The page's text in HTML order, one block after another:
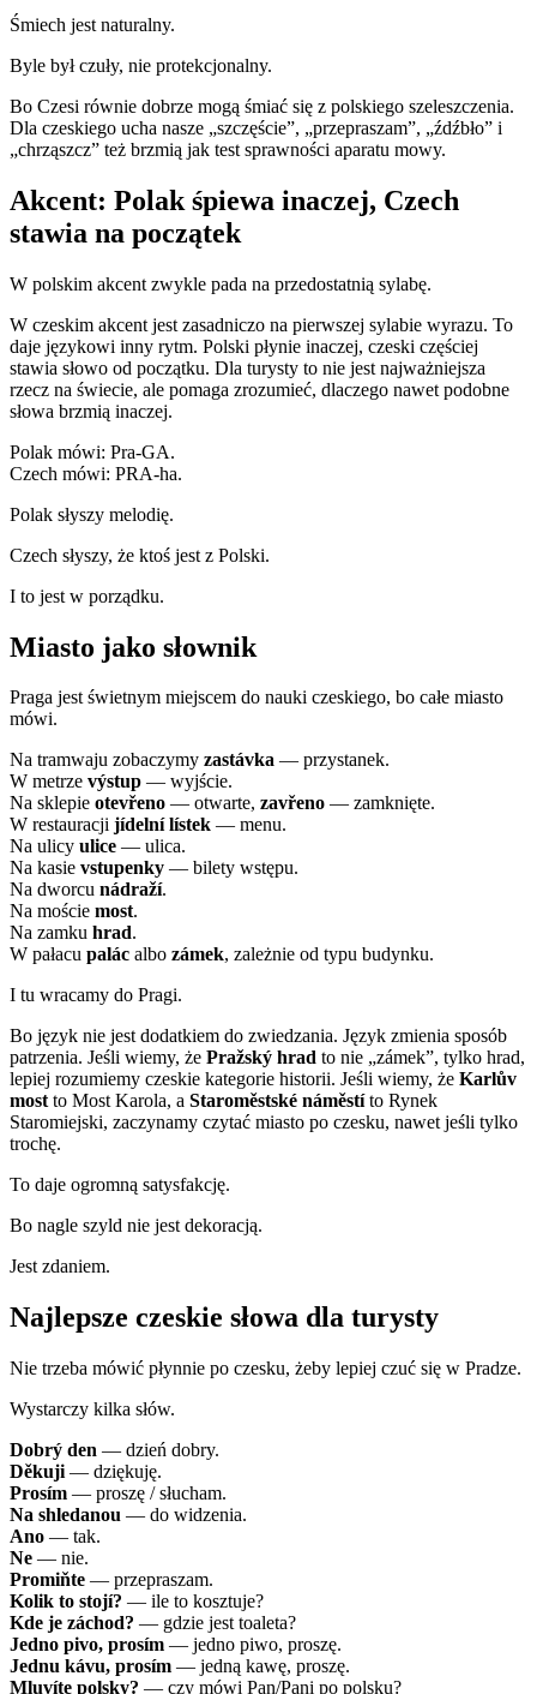
Śmiech jest naturalny.
Byle był czuły, nie protekcjonalny.
Bo Czesi równie dobrze mogą śmiać się z polskiego szeleszczenia.
Dla czeskiego ucha nasze „szczęście”, „przepraszam”, „źdźbło” i
„chrząszcz” też brzmią jak test sprawności aparatu mowy.
Akcent: Polak śpiewa inaczej, Czech
stawia na początek
W polskim akcent zwykle pada na przedostatnią sylabę.
W czeskim akcent jest zasadniczo na pierwszej sylabie wyrazu. To
daje językowi inny rytm. Polski płynie inaczej, czeski częściej
stawia słowo od początku. Dla turysty to nie jest najważniejsza
rzecz na świecie, ale pomaga zrozumieć, dlaczego nawet podobne
słowa brzmią inaczej.
Polak mówi: Pra-GA.
Czech mówi: PRA-ha.
Polak słyszy melodię.
Czech słyszy, że ktoś jest z Polski.
I to jest w porządku.
Miasto jako słownik
Praga jest świetnym miejscem do nauki czeskiego, bo całe miasto
mówi.
Na tramwaju zobaczymy zastávka — przystanek.
W metrze výstup — wyjście.
Na sklepie otevřeno — otwarte, zavřeno — zamknięte.
W restauracji jídelní lístek — menu.
Na ulicy ulice — ulica.
Na kasie vstupenky — bilety wstępu.
Na dworcu nádraží.
Na moście most.
Na zamku hrad.
W pałacu palác albo zámek, zależnie od typu budynku.
I tu wracamy do Pragi.
Bo język nie jest dodatkiem do zwiedzania. Język zmienia sposób
patrzenia. Jeśli wiemy, że Pražský hrad to nie „zámek”, tylko hrad,
lepiej rozumiemy czeskie kategorie historii. Jeśli wiemy, że Karlův
mostto Most Karola, a Staroměstské náměstíto Rynek
Staromiejski, zaczynamy czytać miasto po czesku, nawet jeśli tylko
trochę.
To daje ogromną satysfakcję.
Bo nagle szyld nie jest dekoracją.
Jest zdaniem.
Najlepsze czeskie słowa dla turysty
Nie trzeba mówić płynnie po czesku, żeby lepiej czuć się w Pradze.
Wystarczy kilka słów.
Dobrý den — dzień dobry.
Děkuji — dziękuję.
Prosím — proszę / słucham.
Na shledanou — do widzenia.
Ano — tak.
Ne — nie.
Promiňte — przepraszam.
Kolik to stojí? — ile to kosztuje?
Kde je záchod? — gdzie jest toaleta?
Jedno pivo, prosím — jedno piwo, proszę.
Jednu kávu, prosím — jedną kawę, proszę.
Mluvíte polsky? — czy mówi Pan/Pani po polsku?